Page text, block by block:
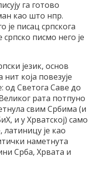
га готово
као што нпр.
је писац српскога
српско писмо него је
језик, основ
која повезује
од Светога Саве до
рата потпуно
свим Србима (и
и у Хрватској) само
је као
наметнута
Срба, Хрвата и